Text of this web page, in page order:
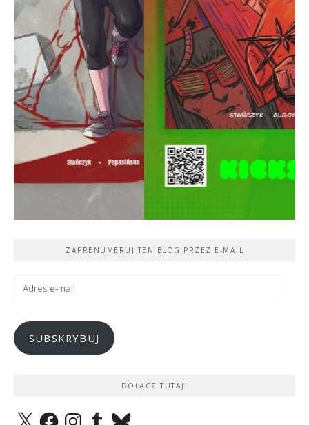
ZAPRENUMERUJ TEN BLOG PRZEZ E-MAIL
Adres
SUBSKRYBUJ
DOŁĄCZ TUTAJ!
X FacebookInstagramTumblrBluesky